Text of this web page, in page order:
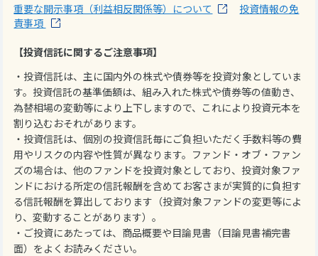
重要な開示事項（利益相反関係等）について
投資情報の免
責事項
【投資信託に関するご注意事項】
・投資信託は、主に国内外の株式や債券等を投資対象としていま
す。投資信託の基準価額は、組み入れた株式や債券等の値動き、
為替相場の変動等により上下しますので、これにより投資元本を
割り込むおそれがあります。
・投資信託は、個別の投資信託毎にご負担いただく手数料等の費
用やリスクの内容や性質が異なります。ファンド・オブ・ファン
ズの場合は、他のファンドを投資対象としており、投資対象ファ
ンドにおける所定の信託報酬を含めてお客さまが実質的に負担す
る信託報酬を算出しております（投資対象ファンドの変更等によ
り、変動することがあります）。
・ご投資にあたっては、商品概要や目論見書（目論見書補完書
面）をよくお読みください。